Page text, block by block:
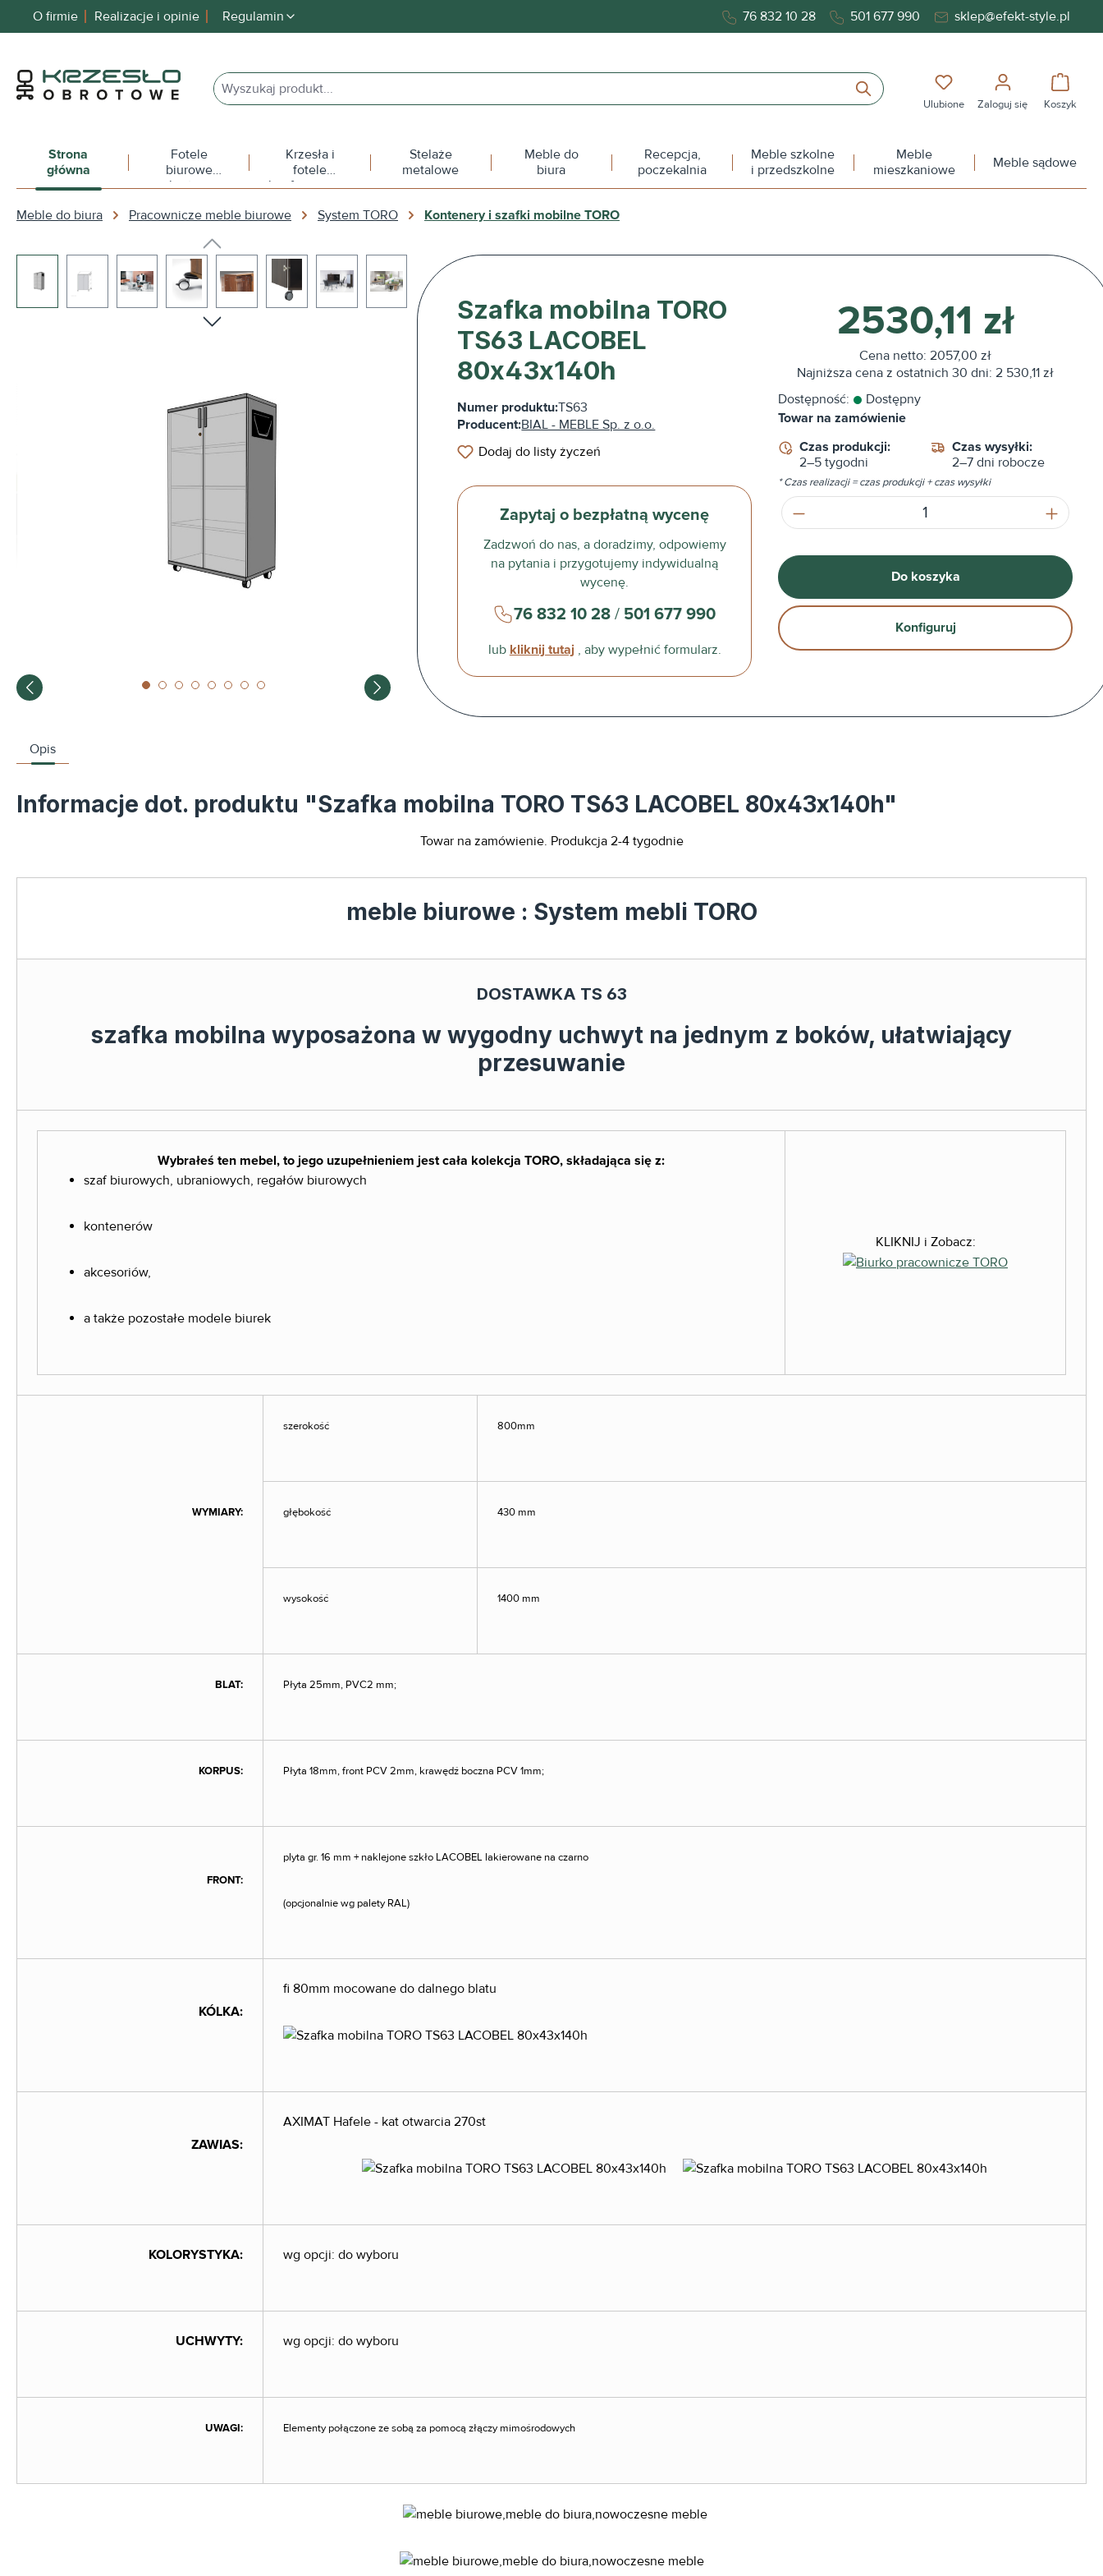
Przejdź do głównej nawigacji
O firmie Realizacje i opinie Regulamin 76 832 10 28 501 677 990 sklep@efekt-style.pl
Masz 0 przedmioty na
Ulubione Zaloguj się Koszyk
Strona
główna
Fotele
biurowe
obrotowe
Krzesła i
fotele
konferencyjne
Stelaże
metalowe
Meble do
biura
Recepcja,
poczekalnia
Meble szkolne
i przedszkolne
Meble
mieszkaniowe
Meble sądowe
Meble do biura Pracownicze meble biurowe System TORO Kontenery i szafki mobilne TORO
Szafka mobilna TORO
TS63 LACOBEL
80x43x140h
Numer produktu:TS63
Producent:BIAL - MEBLE Sp. z o.o.
Dodaj do listy życzeń
Zapytaj o bezpłatną wycenę
Zadzwoń do nas, a doradzimy, odpowiemy
na pytania i przygotujemy indywidualną
wycenę.
76 832 10 28 / 501 677 990
lub kliknij tutaj , aby wypełnić formularz.
2530,11 zł
Cena netto: 2057,00 zł
Najniższa cena z ostatnich 30 dni: 2 530,11 zł
Dostępność:
Dostępny
Towar na zamówienie
Czas produkcji:
2–5 tygodni
Czas wysyłki:
2–7 dni robocze
* Czas realizacji = czas produkcji + czas wysyłki
Ilość produktu: Wprowadź żądaną
Do koszyka
Konfiguruj
Opis
Informacje dot. produktu "Szafka mobilna TORO TS63 LACOBEL 80x43x140h"
Towar na zamówienie. Produkcja 2-4 tygodnie
meble biurowe : System mebli TORO
DOSTAWKA TS 63
szafka mobilna wyposażona w wygodny uchwyt na jednym z boków, ułatwiający
przesuwanie
Wybrałeś ten mebel, to jego uzupełnieniem jest cała kolekcja TORO, składająca się z:
szaf biurowych, ubraniowych, regałów biurowych
kontenerów
akcesoriów,
a także pozostałe modele biurek
KLIKNIJ i Zobacz:
WYMIARY:
szerokość 800mm
głębokość 430 mm
wysokość 1400 mm
BLAT: Płyta 25mm, PVC2 mm;
KORPUS: Płyta 18mm, front PCV 2mm, krawędź boczna PCV 1mm;
FRONT:
plyta gr. 16 mm + naklejone szkło LACOBEL lakierowane na czarno
(opcjonalnie wg palety RAL)
KÓLKA:
fi 80mm mocowane do dalnego blatu
ZAWIAS:
AXIMAT Hafele - kat otwarcia 270st
KOLORYSTYKA: wg opcji: do wyboru
UCHWYTY: wg opcji: do wyboru
UWAGI: Elementy połączone ze sobą za pomocą złączy mimośrodowych